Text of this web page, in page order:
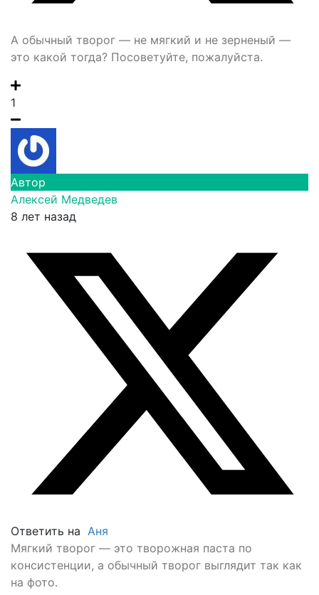
А обычный творог — не мягкий и не зерненый —
это какой тогда? Посоветуйте, пожалуйста.
1
Автор
Алексей Медведев
8 лет назад
Ответить на Аня
Мягкий творог — это творожная паста по
консистенции, а обычный творог выглядит так как
на фото.